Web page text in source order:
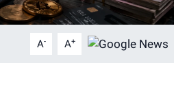
A- A+